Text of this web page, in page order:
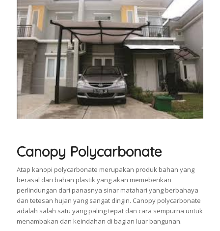
Canopy Polycarbonate
Atap kanopi polycarbonate merupakan produk bahan yang
berasal dari bahan plastik yang akan memeberikan
perlindungan dari panasnya sinar matahari yang berbahaya
dan tetesan hujan yang sangat dingin. Canopy polycarbonate
adalah salah satu yang paling tepat dan cara sempurna untuk
menambakan dan keindahan di bagian luar bangunan.